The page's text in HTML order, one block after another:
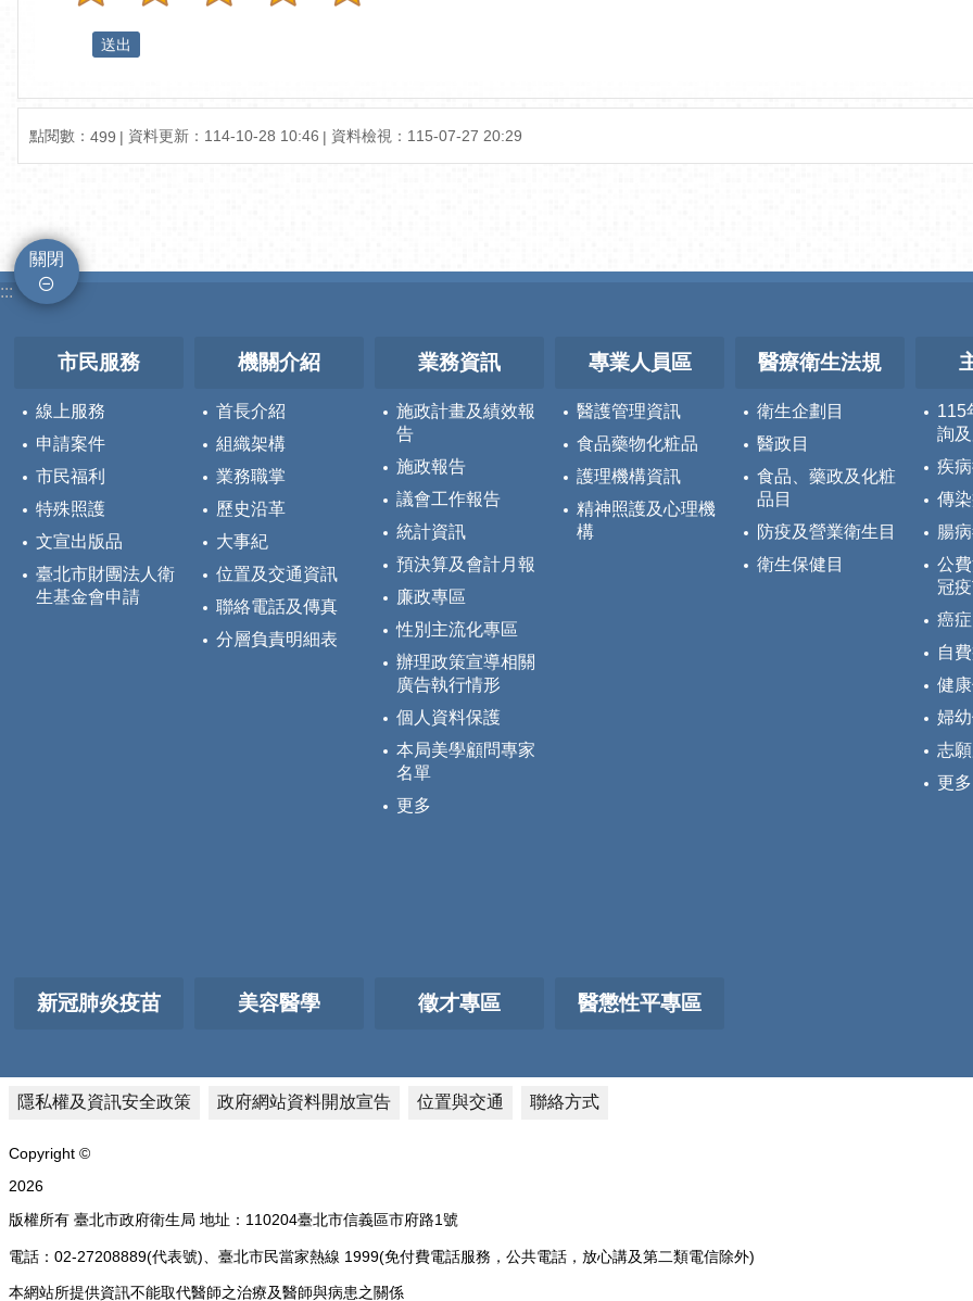
點閱數： 499 資料更新： 114-10-28 10:46 資料檢視： 115-07-27 20:29
關閉
:::
市民服務
線上服務
申請案件
市民福利
特殊照護
文宣出版品
臺北市財團法人衛
生基金會申請
機關介紹
首長介紹
組織架構
業務職掌
歷史沿革
大事紀
位置及交通資訊
聯絡電話及傳真
分層負責明細表
業務資訊
施政計畫及績效報
告
施政報告
議會工作報告
統計資訊
預決算及會計月報
廉政專區
性別主流化專區
辦理政策宣導相關
廣告執行情形
個人資料保護
本局美學顧問專家
名單
更多
專業人員區
醫護管理資訊
食品藥物化粧品
護理機構資訊
精神照護及心理機
構
醫療衛生法規
衛生企劃目
醫政目
食品、藥政及化粧
品目
防疫及營業衛生目
衛生保健目
115
詢
疾
傳
腸
公
冠
癌
自
健
婦
志
更多
新冠肺炎疫苗 美容醫學 徵才專區 醫懲性平專區
隱私權及資訊安全政策 政府網站資料開放宣告 位置與交通 聯絡方式
Copyright ©
2026
版權所有 臺北市政府衛生局 地址：110204臺北市信義區市府路1號
電話：02-27208889(代表號)、臺北市民當家熱線 1999(免付費電話服務，公共電話，放心講及第二類電信除外)
本網站所提供資訊不能取代醫師之治療及醫師與病患之關係